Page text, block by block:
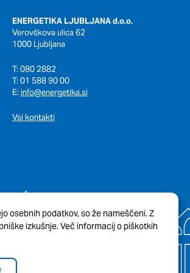
ENERGETIKA LJUBLJANA d.o.o.
Verovškova ulica 62
1000 Ljubljana
T: 080 2882
T: 01 588 90 00
E:info@energetika.si
Vsi kontakti
osebnih podatkov, so že nameščeni. Z
izkušnje. Več informacij o piškotkih